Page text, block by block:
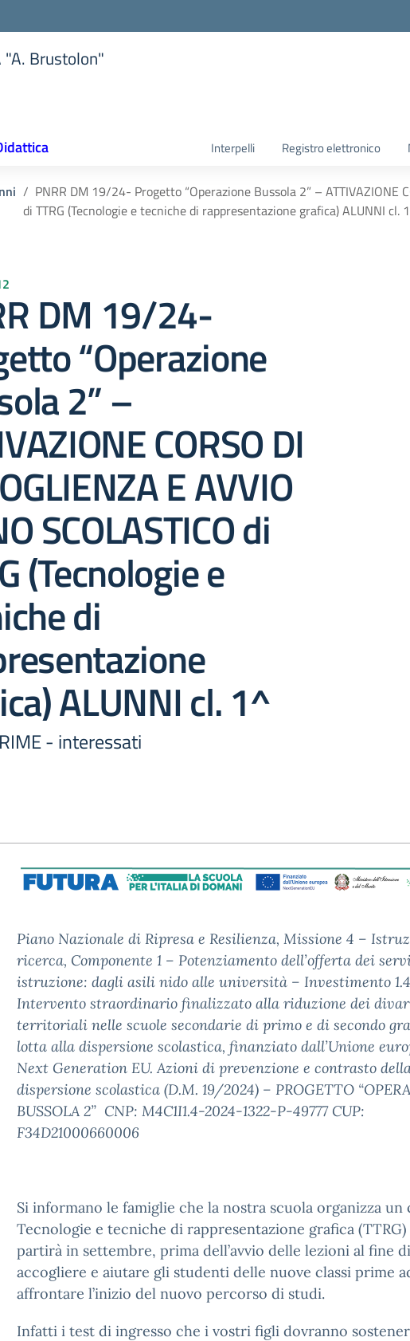
"A. Brustolon"
Interpelli Registro elettronico
PNRR DM 19/24- Progetto “Operazione Bussola 2” – ATTIVAZIONE
di TTRG (Tecnologie e tecniche di rappresentazione grafica) ALUNNI cl.
DM 19/24-
“Operazione
2” –
CORSO DI
E AVVIO
SCOLASTICO di
(Tecnologie e
di
ALUNNI cl. 1^
- interessati
Piano Nazionale di Ripresa e Resilienza, Missione 4 –
ricerca, Componente 1 – Potenziamento dell’offerta dei
istruzione: dagli asili nido alle università – Investimento 1.4
Intervento straordinario finalizzato alla riduzione dei
territoriali nelle scuole secondarie di primo e di secondo
lotta alla dispersione scolastica, finanziato dall’Unione
Next Generation EU. Azioni di prevenzione e contrasto
dispersione scolastica (D.M. 19/2024) – PROGETTO
BUSSOLA 2” CNP: M4C1I1.4-2024-1322-P-49777 CUP:
F34D21000660006
Si informano le famiglie che la nostra scuola organizza un
Tecnologie e tecniche di rappresentazione grafica (TTRG)
partirà in settembre, prima dell’avvio delle lezioni al fine di
accogliere e aiutare gli studenti delle nuove classi prime
affrontare l’inizio del nuovo percorso di studi.
Infatti i test di ingresso che i vostri figli dovranno